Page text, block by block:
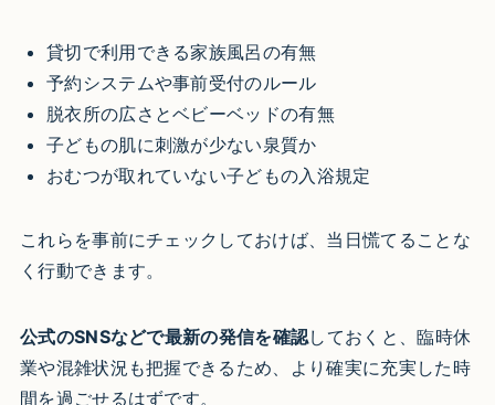
貸切で利用できる家族風呂の有無
予約システムや事前受付のルール
脱衣所の広さとベビーベッドの有無
子どもの肌に刺激が少ない泉質か
おむつが取れていない子どもの入浴規定
これらを事前にチェックしておけば、当日慌てることな
く行動できます。
公式のSNSなどで最新の発信を確認しておくと、臨時休
業や混雑状況も把握できるため、より確実に充実した時
間を過ごせるはずです。